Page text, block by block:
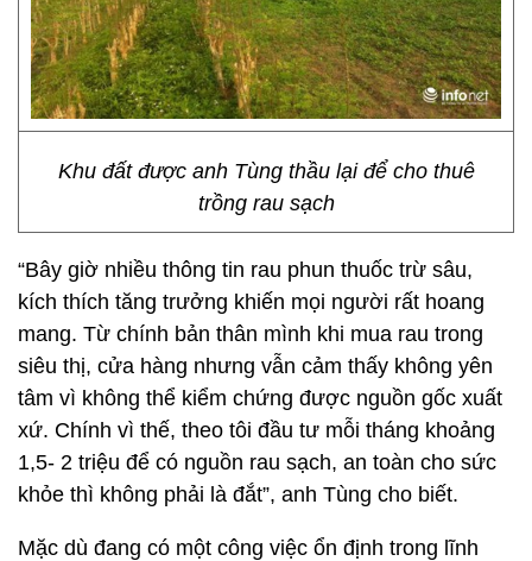
Khu đất được anh Tùng thầu lại để cho thuê
trồng rau sạch
“Bây giờ nhiều thông tin rau phun thuốc trừ sâu,
kích thích tăng trưởng khiến mọi người rất hoang
mang. Từ chính bản thân mình khi mua rau trong
siêu thị, cửa hàng nhưng vẫn cảm thấy không yên
tâm vì không thể kiểm chứng được nguồn gốc xuất
xứ. Chính vì thế, theo tôi đầu tư mỗi tháng khoảng
1,5- 2 triệu để có nguồn rau sạch, an toàn cho sức
khỏe thì không phải là đắt”, anh Tùng cho biết.
Mặc dù đang có một công việc ổn định trong lĩnh